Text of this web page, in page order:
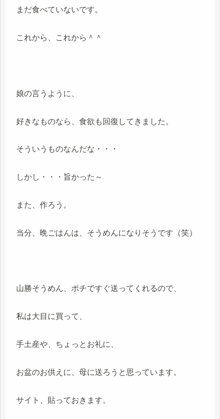
まだ食べていないです。
これから、これから＾＾
娘の言うように、
好きなものなら、食欲も回復してきました。
そういうものなんだな・・・
しかし・・・旨かった～
また、作ろう。
当分、晩ごはんは、そうめんになりそうです（笑）
山勝そうめん、ポチですぐ送ってくれるので、
私は大目に買って、
手土産や、ちょっとお礼に、
お盆のお供えに、母に送ろうと思っています。
サイト、貼っておきます。